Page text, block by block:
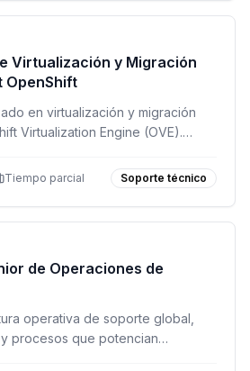
Virtualización y Migración
OpenShift
en virtualización y migración
Virtualization Engine (OVE).
Tiempo parcial Soporte técnico
de Operaciones de
operativa de soporte global,
procesos que potencian